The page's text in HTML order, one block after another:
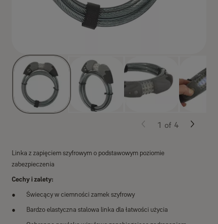
Linka z zapięciem szyfrowym o podstawowym poziomie
zabezpieczenia
Cechy i zalety:
Świecący w ciemności zamek szyfrowy
Bardzo elastyczna stalowa linka dla łatwości użycia
1 of 4